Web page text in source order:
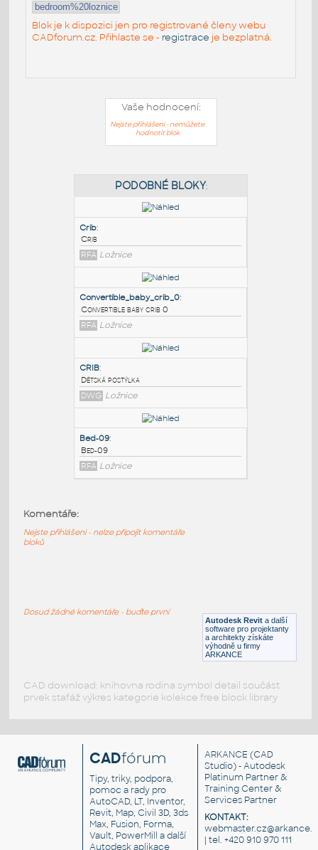
bedroom%20loznice
Blok je k dispozici jen pro registrované členy webu
CADforum.cz. Přihlaste se - registrace je bezplatná.
Vaše hodnocení:
Nejste přihlášeni - nemůžete
hodnotit blok
PODOBNÉ BLOKY
Crib
RFA
Ložnice
Convertible_baby_crib_0:
Convertible baby crib 0
RFA Ložnice
DWG
Ložnice
Autodesk Revit a další
software pro projektanty
a architekty získáte
výhodně u firmy
ARKANCE
Komentáře:
Nejste přihlášeni - nelze připojit komentáře
bloků
Dosud žádné komentáře - buďte první
CAD download: knihovna rodina symbol detail součást
prvek stafáž výkres kategorie kolekce free block library
CADfórum
Tipy, triky, podpora,
pomoc a rady pro
AutoCAD, LT, Inventor,
Revit, Map, Civil 3D, 3ds
Max, Fusion, Forma,
Vault, PowerMill a další
Autodesk aplikace
ARKANCE (CAD
Studio) - Autodesk
Platinum Partner &
Training Center &
Services Partner
KONTAKT:
| tel. +420 910 970 111